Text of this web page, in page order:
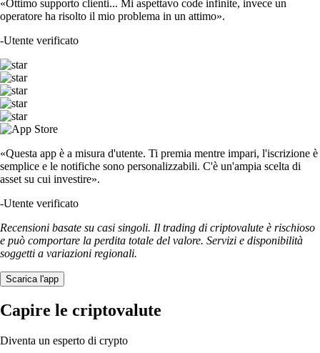
«Ottimo supporto clienti... Mi aspettavo code infinite, invece un
operatore ha risolto il mio problema in un attimo».
-Utente verificato
«Questa app è a misura d'utente. Ti premia mentre impari, l'iscrizione è
semplice e le notifiche sono personalizzabili. C'è un'ampia scelta di
asset su cui investire».
-Utente verificato
Recensioni basate su casi singoli. Il trading di criptovalute è rischioso
e può comportare la perdita totale del valore. Servizi e disponibilità
soggetti a variazioni regionali.
Scarica l'app
Capire le criptovalute
Diventa un esperto di crypto